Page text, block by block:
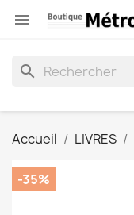

search
Accueil LIVRES
-35%